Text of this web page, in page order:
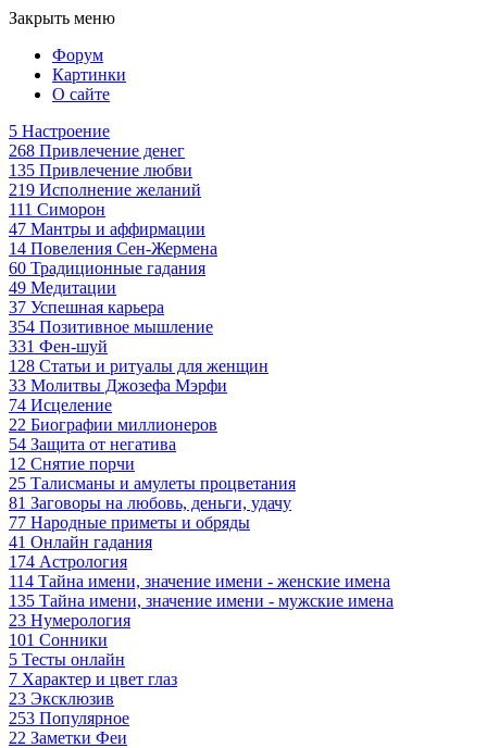
Закрыть меню
Форум
Картинки
О сайте
5 Настроение
268 Привлечение денег
135 Привлечение любви
219 Исполнение желаний
111 Симорон
47 Мантры и аффирмации
14 Повеления Сен-Жермена
60 Традиционные гадания
49 Медитации
37 Успешная карьера
354 Позитивное мышление
331 Фен-шуй
128 Статьи и ритуалы для женщин
33 Молитвы Джозефа Мэрфи
74 Исцеление
22 Биографии миллионеров
54 Защита от негатива
12 Снятие порчи
25 Талисманы и амулеты процветания
81 Заговоры на любовь, деньги, удачу
77 Народные приметы и обряды
41 Онлайн гадания
174 Астрология
114 Тайна имени, значение имени - женские имена
135 Тайна имени, значение имени - мужские имена
23 Нумерология
101 Сонники
5 Тесты онлайн
7 Характер и цвет глаз
23 Эксклюзив
253 Популярное
22 Заметки Феи